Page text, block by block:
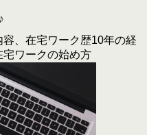
、在宅ワーク歴10年の経
ワークの始め方